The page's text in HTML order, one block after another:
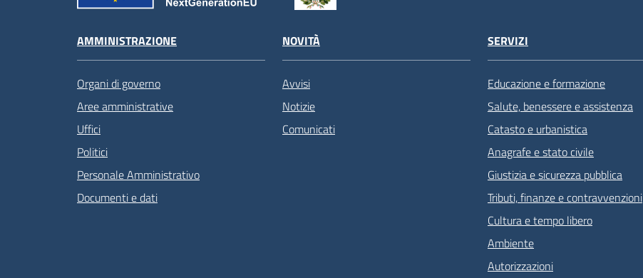
AMMINISTRAZIONE
Organi di governo
Aree amministrative
Uffici
Politici
Personale Amministrativo
Documenti e dati
NOVITÀ
Avvisi
Notizie
Comunicati
SERVIZI
Educazione e formazione
Salute, benessere e assistenza
Catasto e urbanistica
Anagrafe e stato civile
Giustizia e sicurezza pubblica
Tributi, finanze e contravvenzioni
Cultura e tempo libero
Ambiente
Autorizzazioni